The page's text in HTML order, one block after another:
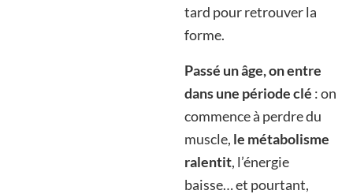
tard pour retrouver la
forme.
Passé un âge, on entre
dans une période clé : on
commence à perdre du
muscle, le métabolisme
ralentit, l’énergie
baisse… et pourtant,